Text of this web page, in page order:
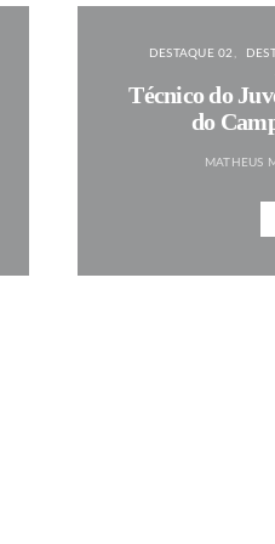
DESTAQUE 02
Técnico do
do
MATHEUS